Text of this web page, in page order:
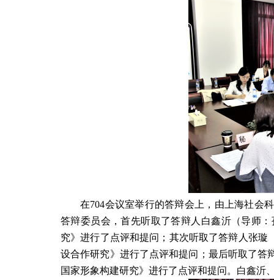
在704会议室举行的答辩会上，由上海社会
答辩委员会，首先听取了答辩人白鑫沂（导师
究》进行了点评和提问；其次听取了答辩人张
设合作研究》进行了点评和提问；最后听取了
国家形象构建研究》进行了点评和提问。白鑫沂